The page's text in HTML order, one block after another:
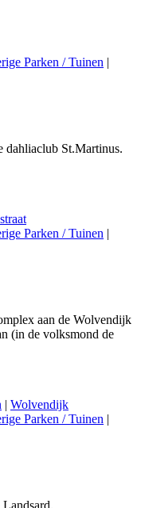
Parken / Tuinen |
dahliaclub St.Martinus.
Parken / Tuinen |
aan de Wolvendijk
(in de volksmond de
| Wolvendijk
Parken / Tuinen |